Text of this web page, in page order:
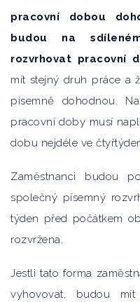
pracovní dobou
budou na
rozvrhovat pracovní
mít stejný druh práce a
písemně dohodnou.
pracovní doby musí
dobu nejdéle ve
Zaměstnanci budou
společný písemný
týden před počátkem
rozvržena.
Jestli tato forma
vyhovovat, budou